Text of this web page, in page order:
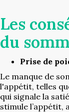
Les
du
Prise de
Le manque de
l'appétit, telles
qui signale la
stimule l’appétit,